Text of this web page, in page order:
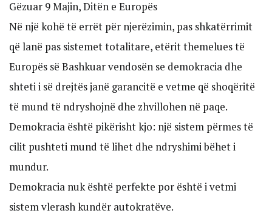
Gëzuar 9 Majin, Ditën e Europës
Në një kohë të errët për njerëzimin, pas shkatërrimit
që lanë pas sistemet totalitare, etërit themelues të
Europës së Bashkuar vendosën se demokracia dhe
shteti i së drejtës janë garancitë e vetme që shoqëritë
të mund të ndryshojnë dhe zhvillohen në paqe.
Demokracia është pikërisht kjo: një sistem përmes të
cilit pushteti mund të lihet dhe ndryshimi bëhet i
mundur.
Demokracia nuk është perfekte por është i vetmi
sistem vlerash kundër autokratëve.